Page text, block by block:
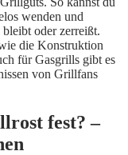
wenden und
bleibt oder zerreißt.
die Konstruktion
für Gasgrills gibt es
von Grillfans
fest? –